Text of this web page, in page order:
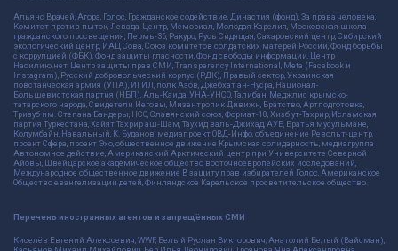
Альянс Врачей, Агора, Голос, Гражданское содействие, Династия (фонд), За права человека,
Комитет против пыток, Левада-Центр, Мемориал, Молодая Карелия, Московская школа
гражданского просвещения, Пермь-36, Ракурс, Русь Сидящая, Сахаровский центр, Сибирский
экологический центр, ИАЦ Сова, Союз комитетов солдатских матерей России, Фонд борьбы
с коррупцией (ФБК), Фонд защиты гласности, Фонд свободы информации, Центр
Насилию.нет, Центр защиты прав СМИ, Transparency International, Meta (Facebook и
Instagram), Русский добровольческий корпус (РДК), Правый сектор, Украинская
повстанческая армия (УПА), ИГИЛ, полк Азов, Джебхат ан-Нусра, Национал-
Большевистская партия (НБП), Аль-Каида, УНА-УНСО, Талибан, Меджлис крымско-
татарского народа, Свидетели Иеговы, Мизантропик Дивижн, Братство, Артподготовка,
Тризуб им. Степана Бандеры, НСО, Славянский союз, Формат-18, Хизб ут-Тахрир, Исламская
партия Туркестана, Хайят Тахрир аш-Шам, Таухид валь-Джихад, АУЕ, Братья мусульмане,
Колумбайн, Навальный, К. Буданов, медиапроект ОВД-Инфо, объединение Револьт-центр,
проект Сфера, проект Эхо, общественное движение Крымская солидарность, медиагруппа
Автономное действие, Американский Арктический центр при Университете Северной
Айовы, Швейцарское академическое общество восточноевропейских исследований,
Международное общественное движение В защиту прав избирателей Голос, Американское
Общество евангелизации детей, Финляндское Карельское просветительское общество.
Перечень иностранных агентов и запрещённых СМИ
Киселёв Евгений Алекссевич, WWF, Белый Руслан Викторович, Анатолий Белый (Вайсман),